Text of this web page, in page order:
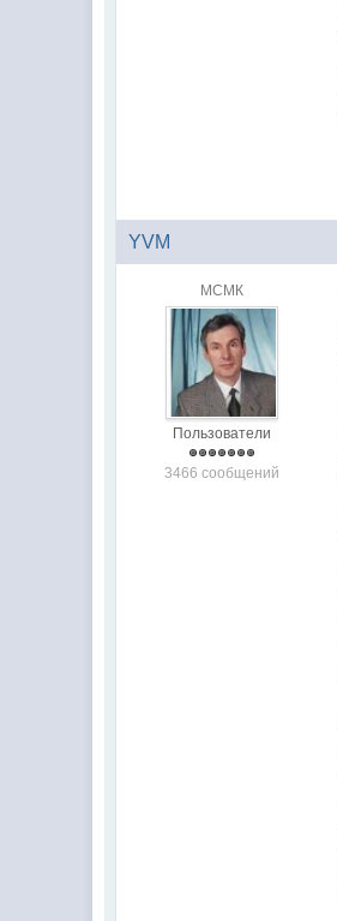
YVM
МСМК
Пользователи
3466 сообщений